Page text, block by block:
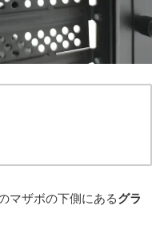
マザボの下側にあるグラ